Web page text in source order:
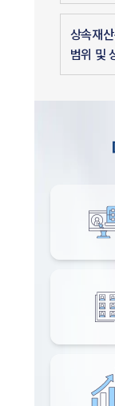
상속재
범위 및